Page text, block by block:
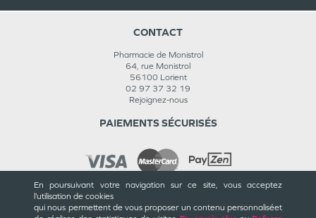
En poursuivant votre navigation sur ce site, vous acceptez
l’utilisation de cookies
qui nous permettent de vous proposer un contenu personnaliséet
CONTACT
Pharmacie de Monistrol
64, rue Monistrol
56100 Lorient
02 97 37 32 19
Rejoignez-nous
PAIEMENTS SÉCURISÉS